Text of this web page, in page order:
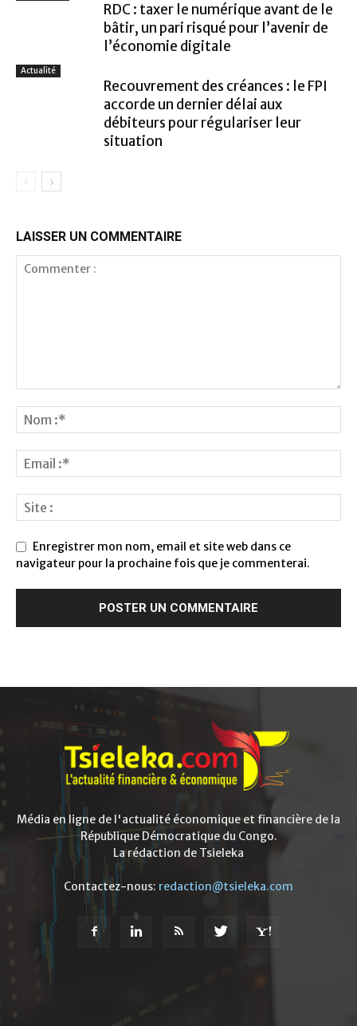
RDC : taxer le numérique avant de le
bâtir, un pari risqué pour l’avenir de
l’économie digitale
Actualité
Recouvrement des créances : le FPI
accorde un dernier délai aux
débiteurs pour régulariser leur
situation
LAISSER UN COMMENTAIRE
Enregistrer mon nom, email et site web dans ce
navigateur pour la prochaine fois que je commenterai.
Média en ligne de l'actualité économique et financière de la
République Démocratique du Congo.
La rédaction de Tsieleka
Contactez-nous: redaction@tsieleka.com